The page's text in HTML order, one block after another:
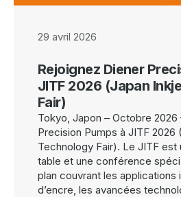
29 avril 2026
Rejoignez Diener
JITF 2026 (Japan
Fair)
Tokyo, Japon – Octobre 2026
Precision Pumps à JITF 2026
Technology Fair). Le JITF est
table et une conférence
plan couvrant les applications
d’encre, les avancées